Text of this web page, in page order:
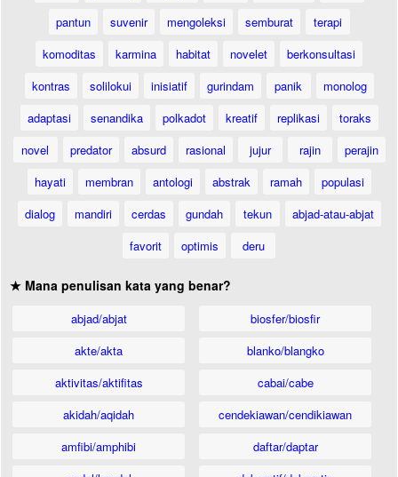
pantun
suvenir mengoleksi semburat
terapi
komoditas
karmina habitat novelet
berkonsultasi
kontras
solilokui inisiatif gurindam panik
monolog
adaptasi
senandika polkadot kreatif replikasi
toraks
novel
predator absurd rasional jujur rajin
perajin
hayati
membran antologi abstrak ramah
populasi
dialog
mandiri cerdas gundah tekun
abjad-atau-abjat
favorit
optimis deru
★ Mana penulisan kata yang benar?
abjad/abjat
akte/akta
aktivitas/aktifitas
akidah/aqidah
amfibi/amphibi
biosfer/biosfir
blanko/blangko
cabai/cabe
cendekiawan/cendikiawan
daftar/daptar